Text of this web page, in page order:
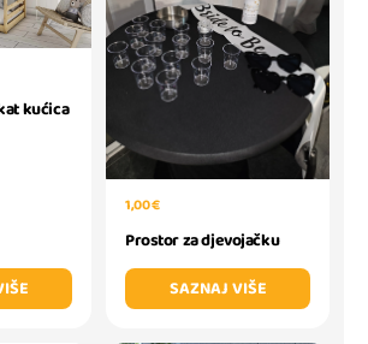
kućica
1,00 €
Prostor za djevojačku
SAZNAJ VIŠE